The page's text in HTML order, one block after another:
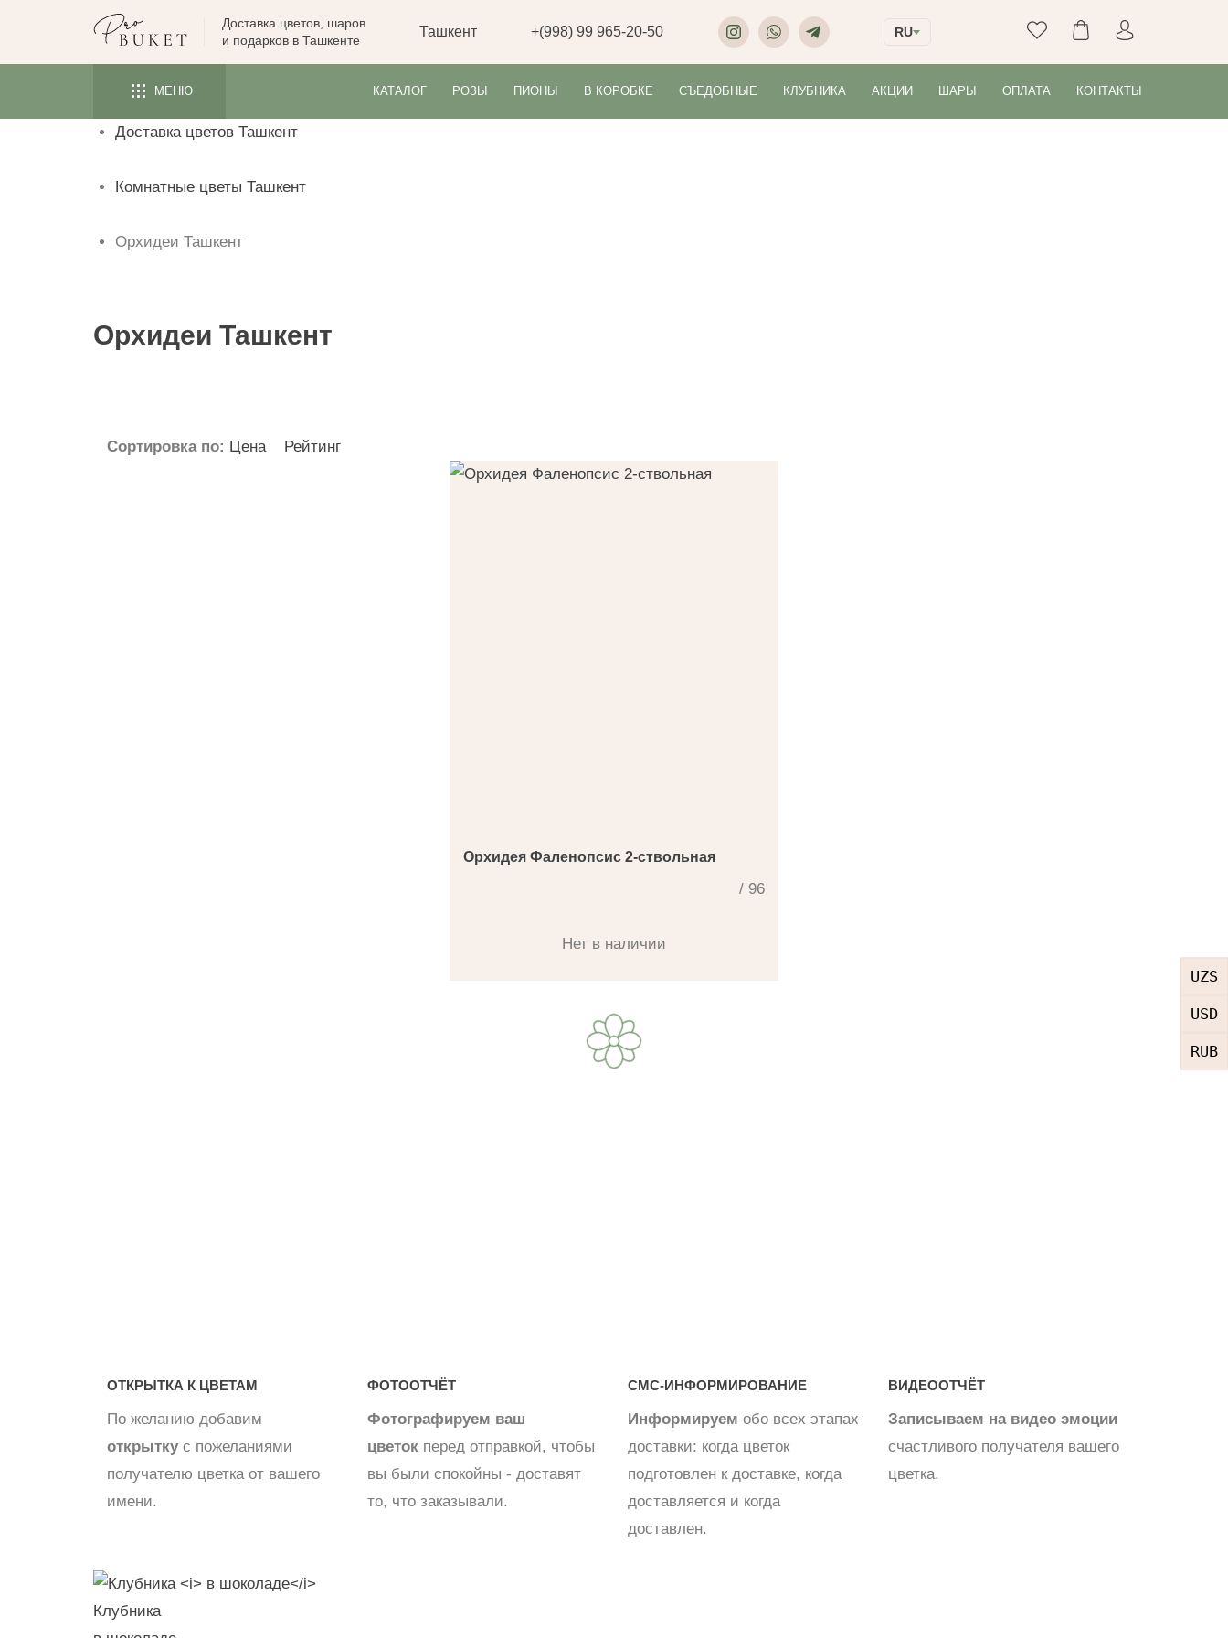
UZS
USD
RUB
ЦВЕТЫ
РОЗЫ
ПИОНЫ
ТЮЛЬПАНЫ
ПОВОД
КОМНАТНЫЕ ЦВЕТЫ
Доставка цветов, шаров
и подарков в Ташкенте
Ташкент +(998) 99 965-20-50 RU
МЕНЮ КАТАЛОГ РОЗЫ ПИОНЫ В КОРОБКЕ СЪЕДОБНЫЕ КЛУБНИКА АКЦИИ ШАРЫ ОПЛАТА КОНТАКТЫ
Доставка цветов Ташкент
Комнатные цветы Ташкент
Орхидеи Ташкент
Орхидеи Ташкент
Сортировка по: Цена Рейтинг
Орхидея Фаленопсис 2-ствольная
/ 96
Нет в наличии
ОТКРЫТКА К ЦВЕТАМ
По желанию добавим
открытку с пожеланиями
получателю цветка от вашего
имени.
ФОТООТЧЁТ
Фотографируем ваш
цветок перед отправкой, чтобы
вы были спокойны - доставят
то, что заказывали.
СМС-ИНФОРМИРОВАНИЕ
Информируем обо всех этапах
доставки: когда цветок
подготовлен к доставке, когда
доставляется и когда
доставлен.
ВИДЕООТЧЁТ
Записываем на видео эмоции
счастливого получателя вашего
цветка.
Клубника